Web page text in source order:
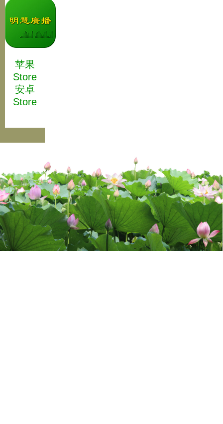
苹果
Store
安卓
Store